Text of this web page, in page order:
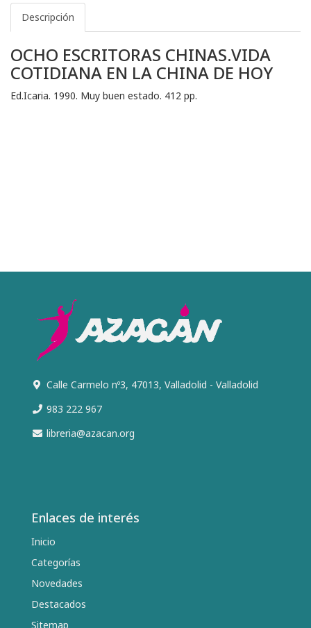
Descripción
OCHO ESCRITORAS CHINAS.VIDA
COTIDIANA EN LA CHINA DE HOY
Ed.Icaria. 1990. Muy buen estado. 412 pp.
Calle Carmelo nº3, 47013, Valladolid - Valladolid
983 222 967
libreria@azacan.org
Enlaces de interés
Inicio
Categorías
Novedades
Destacados
Sitemap